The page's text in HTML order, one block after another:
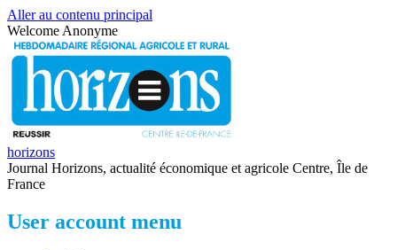
Aller au contenu principal
Welcome Anonyme
horizons
Journal Horizons, actualité économique et agricole Centre, Île de
France
User account menu